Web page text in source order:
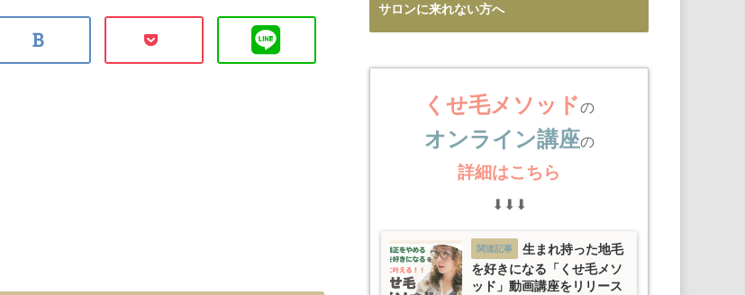
サロンに来れない方へ
くせ毛メソッドの
オンライン講座の
詳細はこちら
⬇︎⬇︎⬇︎
生まれ持った地毛
を好きになる「くせ毛メソ
ッド」動画講座をリリース